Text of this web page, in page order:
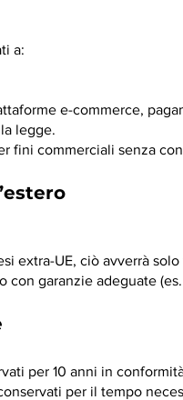
a:
e-commerce,
legge.
fini commerciali senza
extra-UE, ciò avverrà
con garanzie adeguate
per 10 anni in
per il tempo